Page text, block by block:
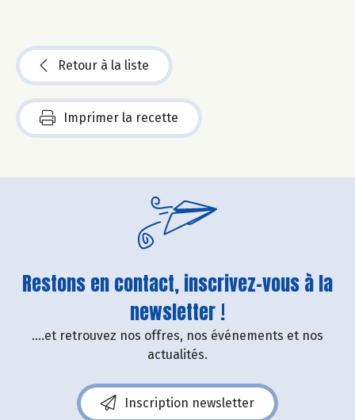
Retour à la liste
Imprimer la recette
Restons en contact, inscrivez-vous à la
newsletter !
....et retrouvez nos offres, nos événements et nos
actualités.
Inscription newsletter